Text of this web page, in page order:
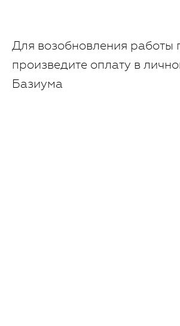
Для возобновления работы
произведите оплату в
Базиума